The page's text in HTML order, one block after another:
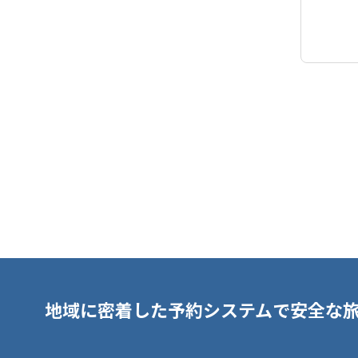
地域に密着した予約システムで安全な